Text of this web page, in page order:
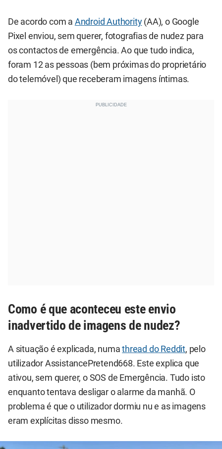
De acordo com a Android Authority(AA), o Google
Pixel enviou, sem querer, fotografias de nudez para
os contactos de emergência. Ao que tudo indica,
foram 12 as pessoas (bem próximas do proprietário
do telemóvel) que receberam imagens íntimas.
Como é que aconteceu este envio
inadvertido de imagens de nudez?
A situação é explicada, numathread do Reddit, pelo
utilizador AssistancePretend668. Este explica que
ativou, sem querer, o SOS de Emergência. Tudo isto
enquanto tentava desligar o alarme da manhã. O
problema é que o utilizador dormiu nu e as imagens
eram explícitas disso mesmo.